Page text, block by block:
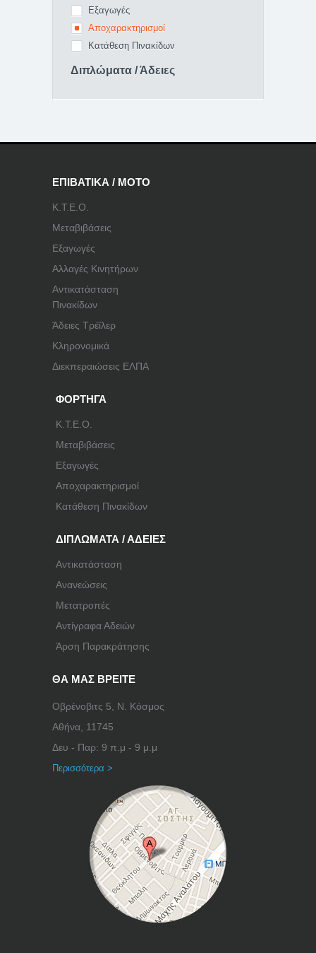
Εξαγωγές
Αποχαρακτηρισμοί
Κατάθεση Πινακίδων
Διπλώματα / Άδειες
ΕΠΙΒΑΤΙΚΑ / ΜΟΤΟ
Κ.Τ.Ε.Ο.
Μεταβιβάσεις
Εξαγωγές
Αλλαγές Κινητήρων
Αντικατάσταση
Πινακίδων
Άδειες Τρέϊλερ
Κληρονομικά
Διεκπεραιώσεις ΕΛΠΑ
ΦΟΡΤΗΓΑ
Κ.Τ.Ε.Ο.
Μεταβιβάσεις
Εξαγωγές
Αποχαρακτηρισμοί
Κατάθεση Πινακίδων
ΔΙΠΛΩΜΑΤΑ / ΑΔΕΙΕΣ
Αντικατάσταση
Ανανεώσεις
Μετατροπές
Αντίγραφα Αδειών
Άρση Παρακράτησης
ΘΑ ΜΑΣ ΒΡΕΙΤΕ
Οβρένοβιτς 5, Ν. Κόσμος
Αθήνα, 11745
Δευ - Παρ: 9 π.μ - 9 μ.μ
Περισσότερα >